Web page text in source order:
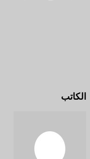
الكاتب